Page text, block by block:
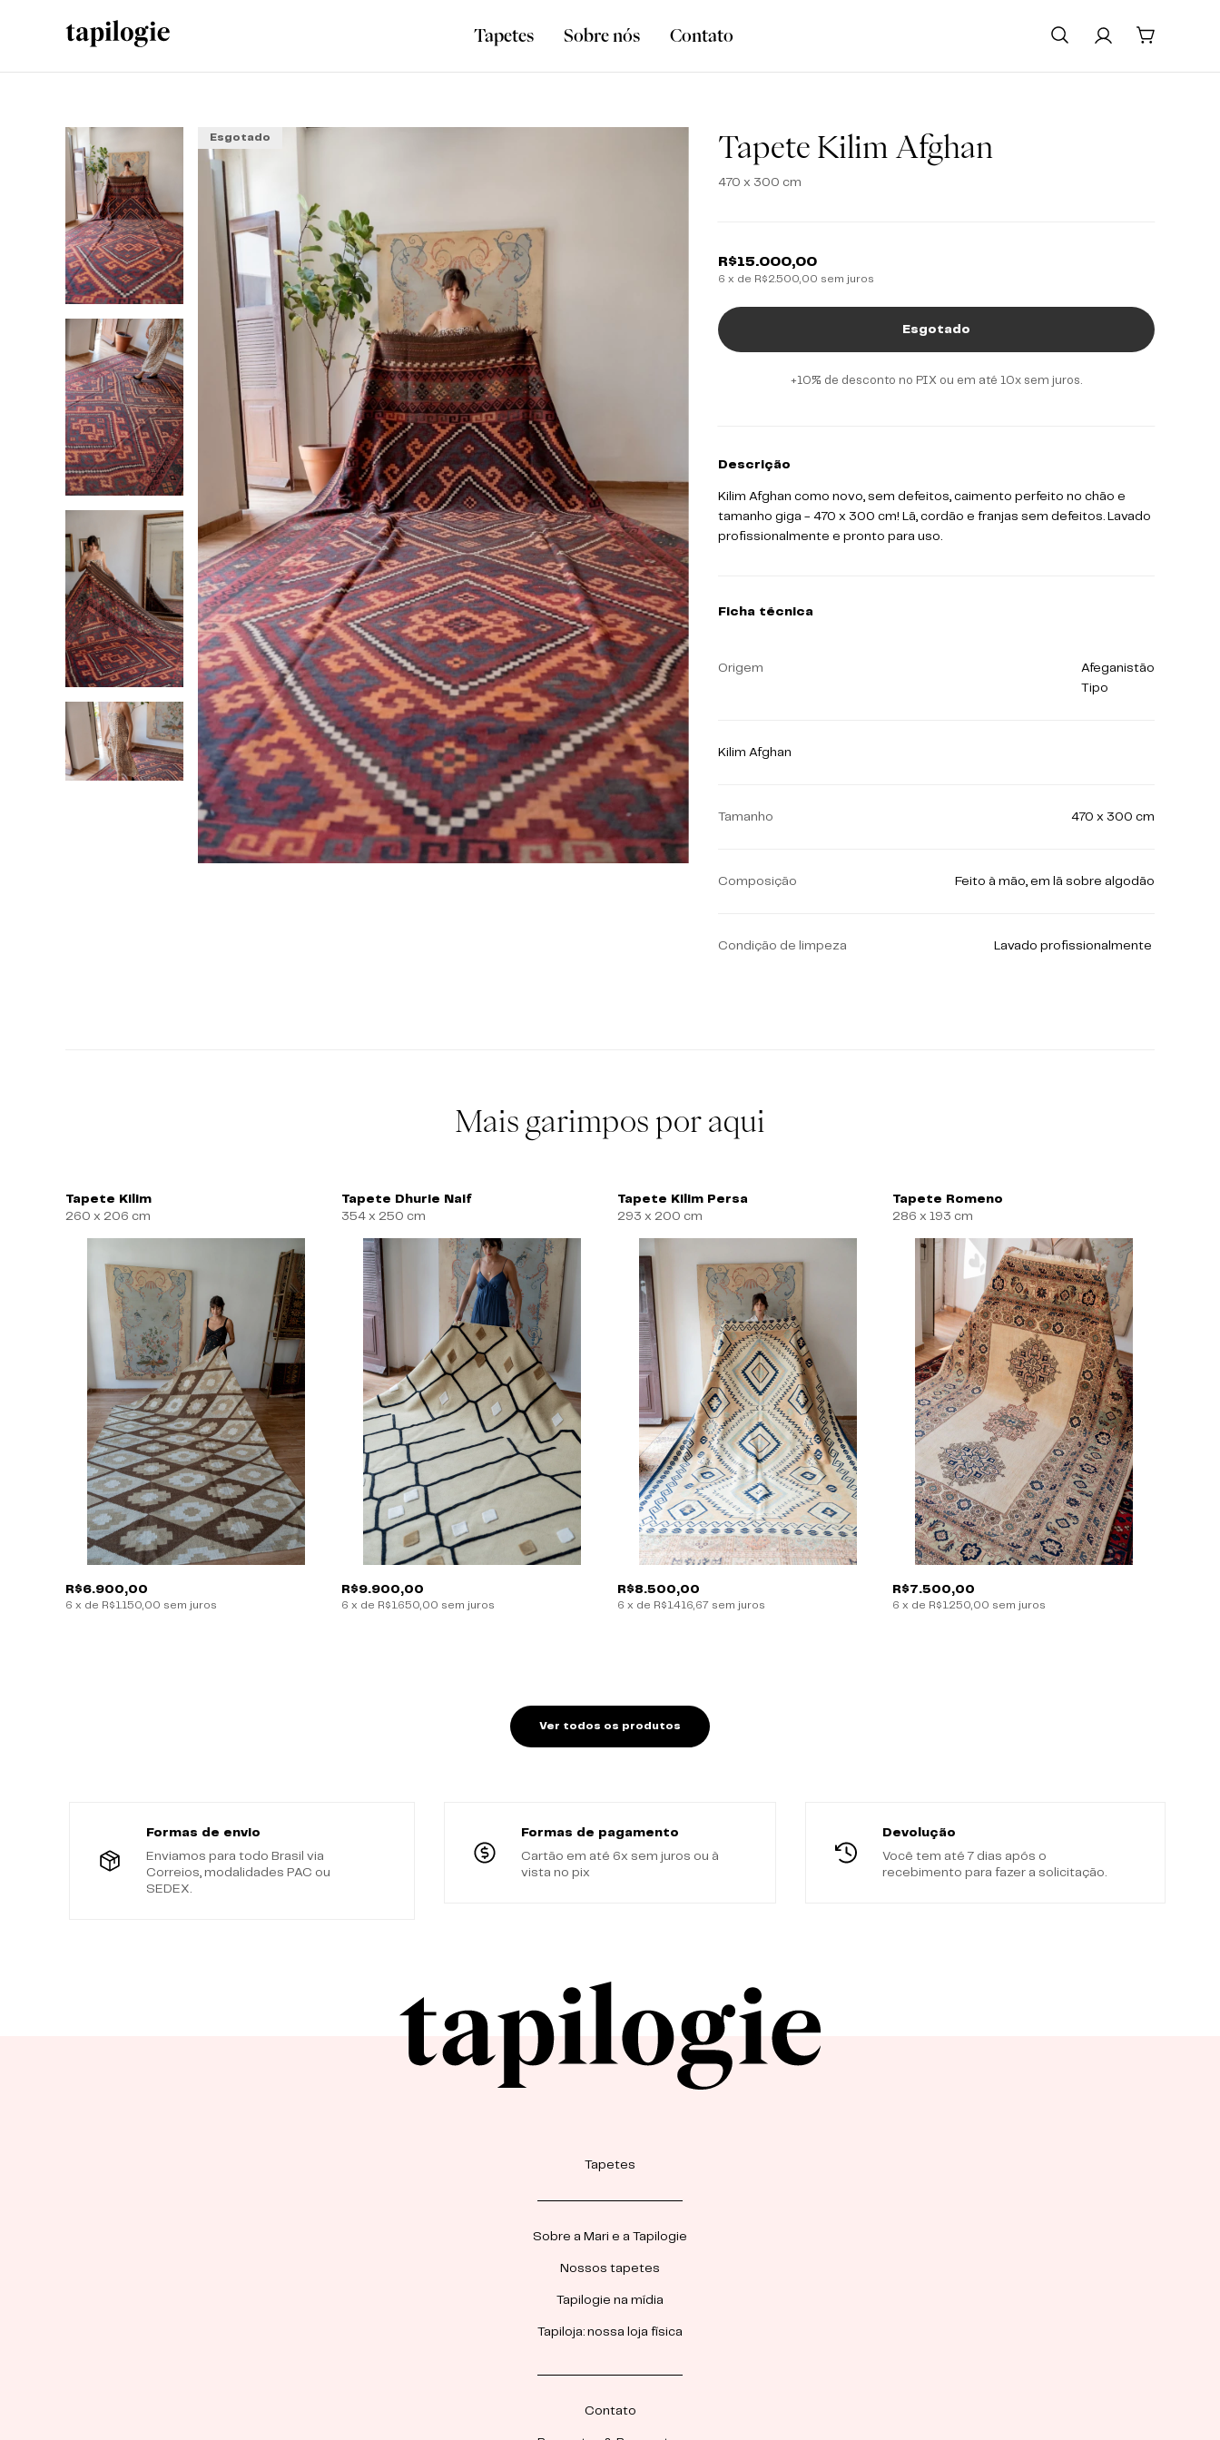
Tapetes Sobre nós Contato
Esgotado Tapete Kilim Afghan
470 x 300 cm
R$15.000,00
6 x de R$2.500,00 sem juros
+10% de desconto no PIX ou em até 10x sem juros.
Descrição
Kilim Afghan como novo, sem defeitos, caimento perfeito no chão e
tamanho giga - 470 x 300 cm! Lã, cordão e franjas sem defeitos. Lavado
profissionalmente e pronto para uso.
Ficha técnica
Origem
Afeganistão
Tipo
Kilim Afghan
Tamanho 470 x 300 cm
Composição Feito à mão, em lã sobre algodão
Condição de limpeza Lavado profissionalmente
Mais garimpos por aqui
Tapete Kilim
260 x 206 cm
R$6.900,00
6 x de R$1.150,00 sem juros
Tapete Dhurie Naif
354 x 250 cm
R$9.900,00
6 x de R$1.650,00 sem juros
Tapete Kilim Persa
293 x 200 cm
R$8.500,00
6 x de R$1.416,67 sem juros
Tapete Romeno
286 x 193 cm
R$7.500,00
6 x de R$1.250,00 sem juros
Ver todos os produtos
Formas de envio
Enviamos para todo Brasil via
Correios, modalidades PAC ou
SEDEX.
Formas de pagamento
Cartão em até 6x sem juros ou à
vista no pix
Devolução
Você tem até 7 dias após o
recebimento para fazer a solicitação.
Tapetes
Sobre a Mari e a Tapilogie
Nossos tapetes
Tapilogie na mídia
Tapiloja: nossa loja física
Contato